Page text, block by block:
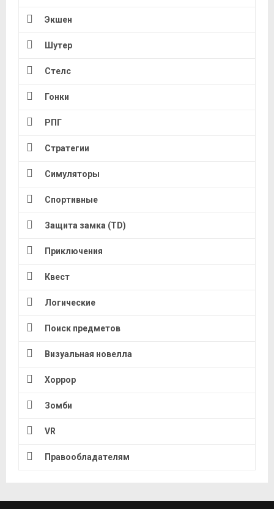
Экшен
Шутер
Стелс
Гонки
РПГ
Стратегии
Симуляторы
Спортивные
Защита замка (TD)
Приключения
Квест
Логические
Поиск предметов
Визуальная новелла
Хоррор
Зомби
VR
Правообладателям